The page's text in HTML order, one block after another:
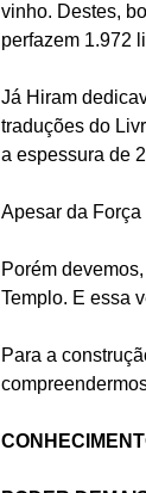
vinho. Destes,
perfazem 1.972
Já Hiram
traduções do
a espessura de
Apesar da
Porém
Templo. E essa
Para a